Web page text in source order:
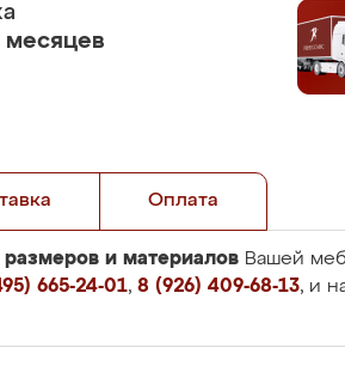
месяцев
Оплата
размеров и материалов Вашей
665-24-01, 8 (926) 409-68-13, и